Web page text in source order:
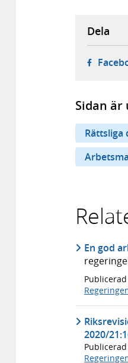
Dela
Sidan
Rättsliga
En god
Publicerad
2020/
Publicerad